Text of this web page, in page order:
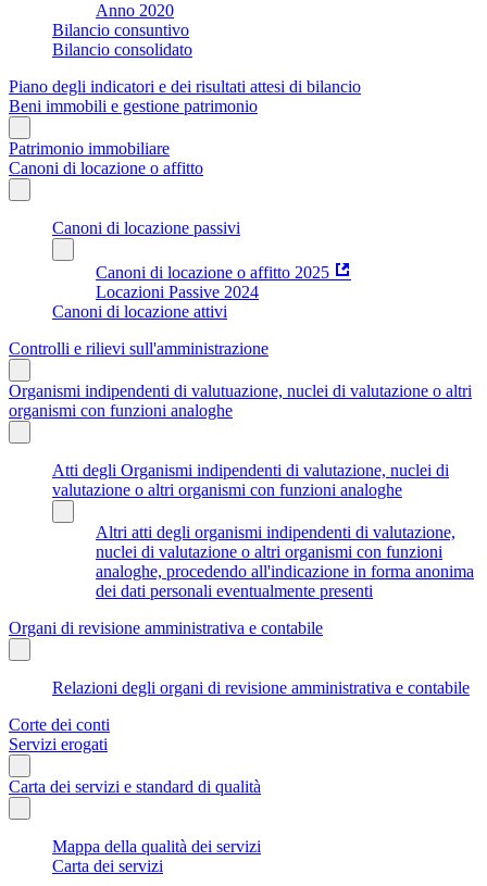
Anno 2020
Bilancio consuntivo
Bilancio consolidato
Piano degli indicatori e dei risultati attesi di bilancio
Beni immobili e gestione patrimonio
Patrimonio immobiliare
Canoni di locazione o affitto
Canoni di locazione passivi
Canoni di locazione o affitto 2025
Locazioni Passive 2024
Canoni di locazione attivi
Controlli e rilievi sull'amministrazione
Organismi indipendenti di valutuazione, nuclei di valutazione o altri
organismi con funzioni analoghe
Atti degli Organismi indipendenti di valutazione, nuclei di
valutazione o altri organismi con funzioni analoghe
Altri atti degli organismi indipendenti di valutazione,
nuclei di valutazione o altri organismi con funzioni
analoghe, procedendo all'indicazione in forma anonima
dei dati personali eventualmente presenti
Organi di revisione amministrativa e contabile
Relazioni degli organi di revisione amministrativa e contabile
Corte dei conti
Servizi erogati
Carta dei servizi e standard di qualità
Mappa della qualità dei servizi
Carta dei servizi